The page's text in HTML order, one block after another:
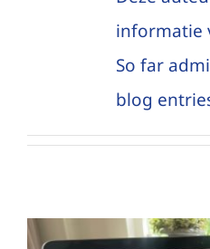
informatie
So far
blog